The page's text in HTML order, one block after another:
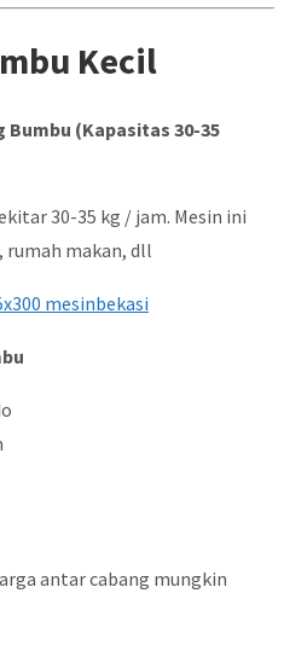
Kecil
(Kapasitas 30-35
30-35 kg / jam. Mesin ini
rumah makan, dll
antar cabang mungkin